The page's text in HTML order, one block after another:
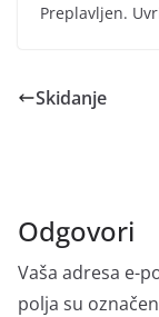
Preplavljen.
Skidanje
Odgovori
Vaša adresa e-
polja su